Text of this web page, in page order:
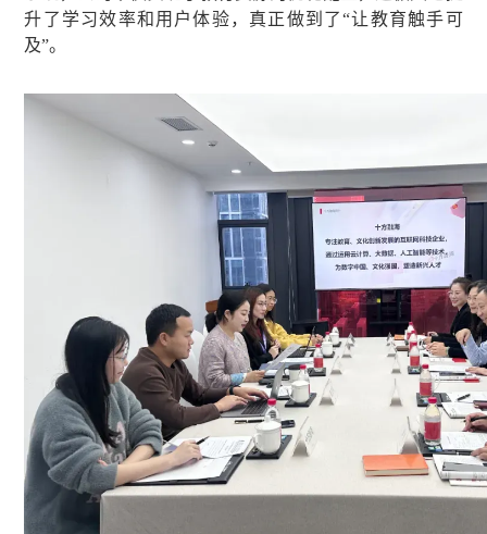
升了学习效率和用户体验，真正做到了“让教育触手可
及”。